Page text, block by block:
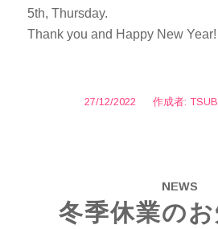
5th, Thursday.
Thank you and Happy New Year!
27/12/2022
/ 作成者:
NEWS
冬季休業の